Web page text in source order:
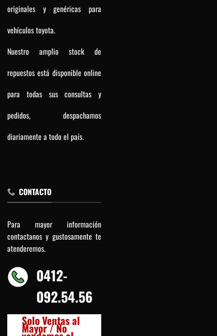
originales y genéricas para
vehículos toyota.
Nuestro amplio stock de
repuestos está disponible online
para todas sus consultas y
pedidos, despachamos
diariamente a todo el país.
CONTACTO
Para mayor información
contactanos y gustosamente te
atenderemos.
0412-
092.54.56
Solo Ventas al
Mayor / No